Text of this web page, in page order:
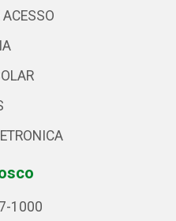
ACESSO
1000